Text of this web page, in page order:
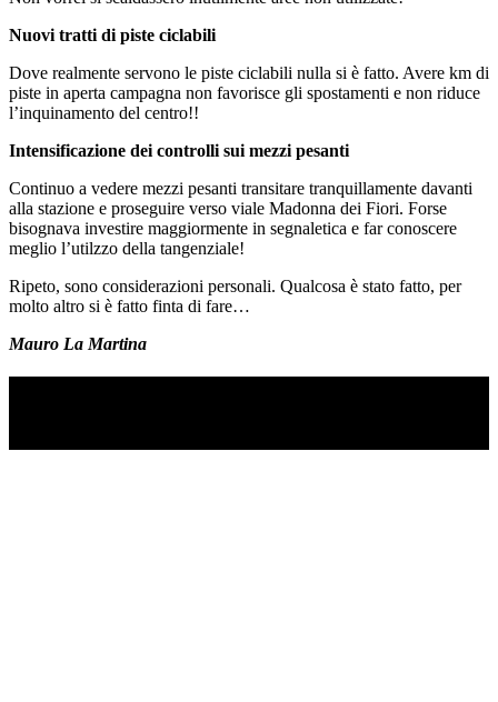
Nuovi tratti di piste ciclabili
Dove realmente servono le piste ciclabili nulla si è fatto. Avere km di
piste in aperta campagna non favorisce gli spostamenti e non riduce
l’inquinamento del centro!!
Intensificazione dei controlli sui mezzi pesanti
Continuo a vedere mezzi pesanti transitare tranquillamente davanti
alla stazione e proseguire verso viale Madonna dei Fiori. Forse
bisognava investire maggiormente in segnaletica e far conoscere
meglio l’utilzzo della tangenziale!
Ripeto, sono considerazioni personali. Qualcosa è stato fatto, per
molto altro si è fatto finta di fare…
Mauro La Martina